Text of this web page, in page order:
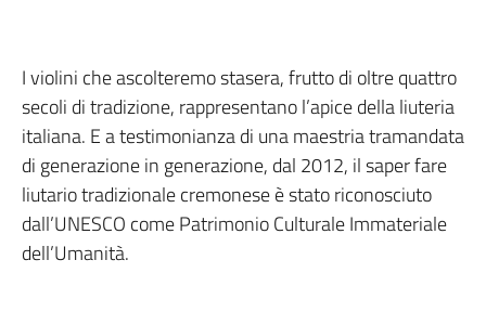
I violini che ascolteremo stasera, frutto di oltre quattro
secoli di tradizione, rappresentano l’apice della liuteria
italiana. E a testimonianza di una maestria tramandata
di generazione in generazione, dal 2012, il saper fare
liutario tradizionale cremonese è stato riconosciuto
dall’UNESCO come Patrimonio Culturale Immateriale
dell’Umanità.